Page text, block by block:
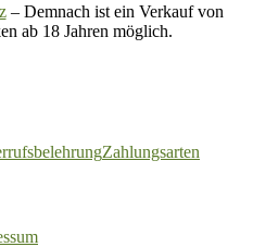
– Demnach ist ein Verkauf von
ab 18 Jahren möglich.
Zahlungsarten